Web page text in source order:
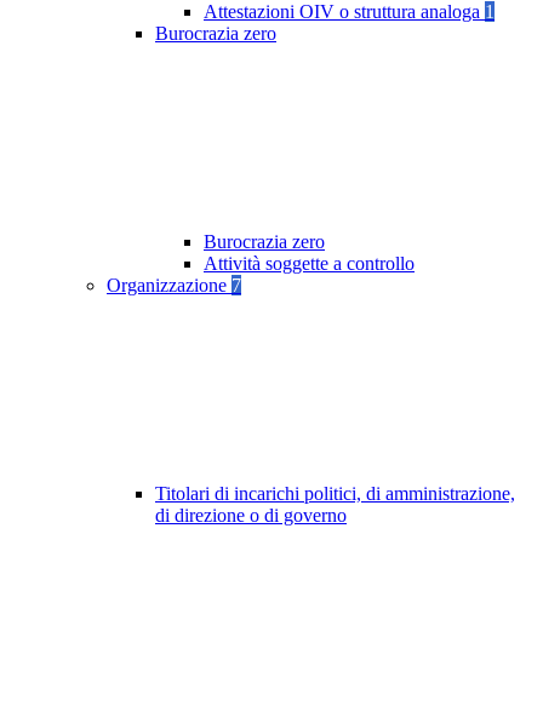
Attestazioni OIV o struttura analoga 1
Burocrazia zero
Burocrazia zero
Attività soggette a controllo
Organizzazione 7
Titolari di incarichi politici, di amministrazione,
di direzione o di governo